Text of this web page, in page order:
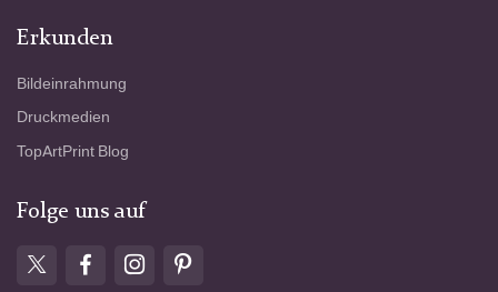
Erkunden
Bildeinrahmung
Druckmedien
TopArtPrint Blog
Folge uns auf